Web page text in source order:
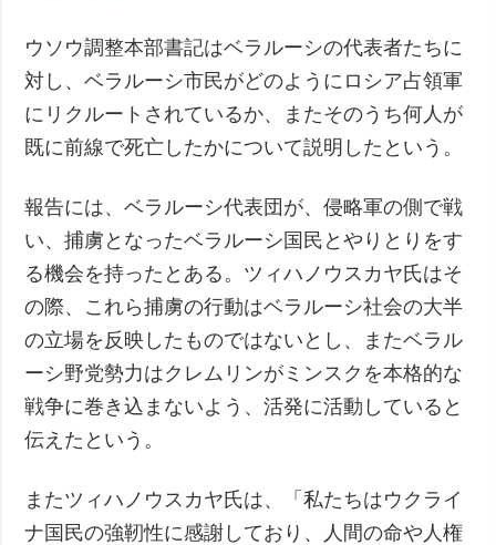
ウソウ調整本部書記はベラルーシの代表者たちに
対し、ベラルーシ市民がどのようにロシア占領軍
にリクルートされているか、またそのうち何人が
既に前線で死亡したかについて説明したという。
報告には、ベラルーシ代表団が、侵略軍の側で戦
い、捕虜となったベラルーシ国民とやりとりをす
る機会を持ったとある。ツィハノウスカヤ氏はそ
の際、これら捕虜の行動はベラルーシ社会の大半
の立場を反映したものではないとし、またベラル
ーシ野党勢力はクレムリンがミンスクを本格的な
戦争に巻き込まないよう、活発に活動していると
伝えたという。
またツィハノウスカヤ氏は、「私たちはウクライ
ナ国民の強靭性に感謝しており、人間の命や人権